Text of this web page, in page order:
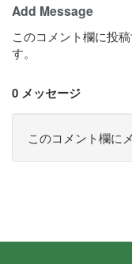
Add Message
このコメント欄に投
す。
0 メッセージ
このコメント欄に